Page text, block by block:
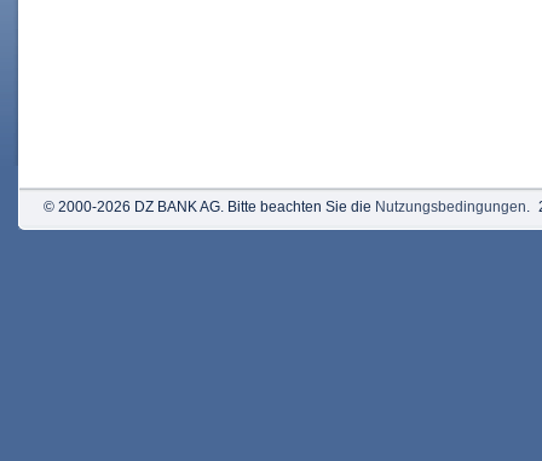
© 2000-2026 DZ BANK AG. Bitte beachten Sie die Nutzungsbedingungen.